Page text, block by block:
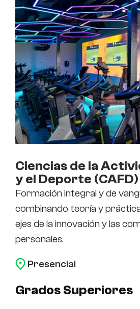
Ciencias de la
y el Deporte (CAFD)
Formación integral y de
combinando teoría y
ejes de la innovación y las
personales.
Presencial
Grados Superiores